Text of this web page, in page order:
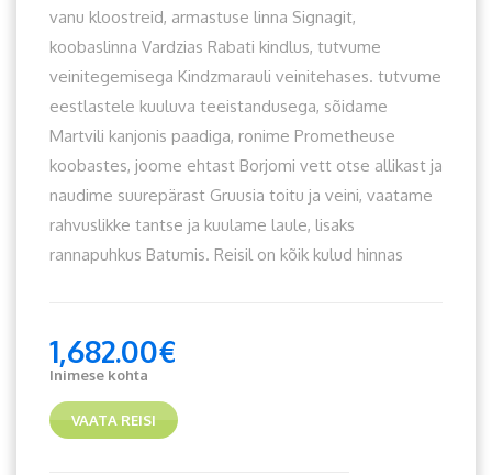
vanu kloostreid, armastuse linna Signagit,
koobaslinna Vardzias Rabati kindlus, tutvume
veinitegemisega Kindzmarauli veinitehases. tutvume
eestlastele kuuluva teeistandusega, sõidame
Martvili kanjonis paadiga, ronime Prometheuse
koobastes, joome ehtast Borjomi vett otse allikast ja
naudime suurepärast Gruusia toitu ja veini, vaatame
rahvuslikke tantse ja kuulame laule, lisaks
rannapuhkus Batumis. Reisil on kõik kulud hinnas
1,682.00€
Inimese kohta
VAATA REISI